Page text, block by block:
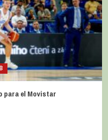
para el Movistar